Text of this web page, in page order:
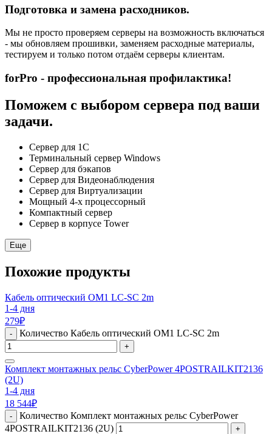
Подготовка и замена расходников.
Мы не просто проверяем серверы на возможность включаться
- мы обновляем прошивки, заменяем расходные материалы,
тестируем и только потом отдаём серверы клиентам.
forPro - профессиональная профилактика!
Поможем с выбором сервера под ваши
задачи.
Сервер для 1С
Терминальный сервер Windows
Сервер для бэкапов
Сервер для Видеонаблюдения
Сервер для Виртуализации
Мощный 4-х процессорный
Компактный сервер
Сервер в корпусе Tower
Еще
Похожие продукты
Кабель оптический OM1 LC-SC 2m
1-4 дня
279₽
- Количество Кабель оптический OM1 LC-SC 2m
+
Комплект монтажных рельс CyberPower 4POSTRAILKIT2136
(2U)
1-4 дня
18 544₽
-
Количество Комплект монтажных рельс CyberPower
4POSTRAILKIT2136 (2U)
+